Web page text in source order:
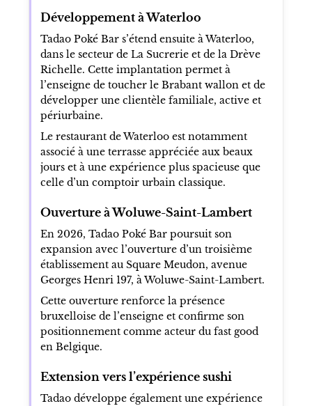
Développement à Waterloo
Tadao Poké Bar s’étend ensuite à Waterloo,
dans le secteur de La Sucrerie et de la Drève
Richelle. Cette implantation permet à
l’enseigne de toucher le Brabant wallon et de
développer une clientèle familiale, active et
périurbaine.
Le restaurant de Waterloo est notamment
associé à une terrasse appréciée aux beaux
jours et à une expérience plus spacieuse que
celle d’un comptoir urbain classique.
Ouverture à Woluwe-Saint-Lambert
En 2026, Tadao Poké Bar poursuit son
expansion avec l’ouverture d’un troisième
établissement au Square Meudon, avenue
Georges Henri 197, à Woluwe-Saint-Lambert.
Cette ouverture renforce la présence
bruxelloise de l’enseigne et confirme son
positionnement comme acteur du fast good
en Belgique.
Extension vers l’expérience sushi
Tadao développe également une expérience